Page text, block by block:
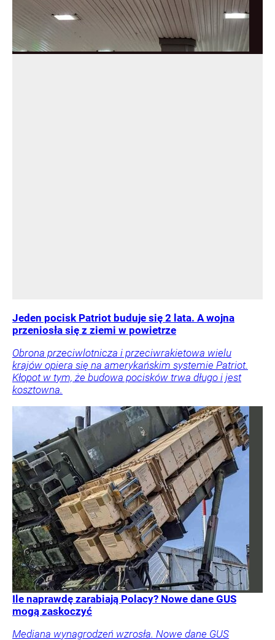
Jeden pocisk Patriot buduje się 2 lata. A wojna
przeniosła się z ziemi w powietrze
Obrona przeciwlotnicza i przeciwrakietowa wielu
krajów opiera się na amerykańskim systemie Patriot.
Kłopot w tym, że budowa pocisków trwa długo i jest
kosztowna.
Ile naprawdę zarabiają Polacy? Nowe dane GUS
mogą zaskoczyć
Mediana wynagrodzeń wzrosła. Nowe dane GUS